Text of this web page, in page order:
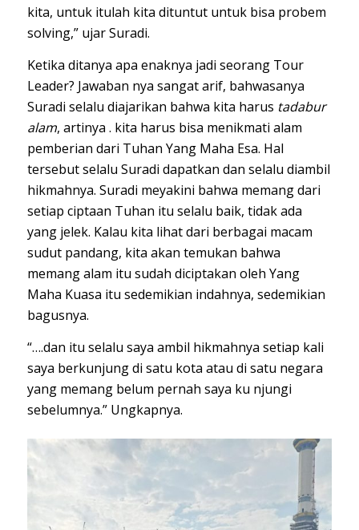
kita, untuk itulah kita dituntut untuk bisa probem
solving,” ujar Suradi.
Ketika ditanya apa enaknya jadi seorang Tour
Leader? Jawaban nya sangat arif, bahwasanya
Suradi selalu diajarikan bahwa kita harus tadabur
alam, artinya . kita harus bisa menikmati alam
pemberian dari Tuhan Yang Maha Esa. Hal
tersebut selalu Suradi dapatkan dan selalu diambil
hikmahnya. Suradi meyakini bahwa memang dari
setiap ciptaan Tuhan itu selalu baik, tidak ada
yang jelek. Kalau kita lihat dari berbagai macam
sudut pandang, kita akan temukan bahwa
memang alam itu sudah diciptakan oleh Yang
Maha Kuasa itu sedemikian indahnya, sedemikian
bagusnya.
“….dan itu selalu saya ambil hikmahnya setiap kali
saya berkunjung di satu kota atau di satu negara
yang memang belum pernah saya ku njungi
sebelumnya.” Ungkapnya.